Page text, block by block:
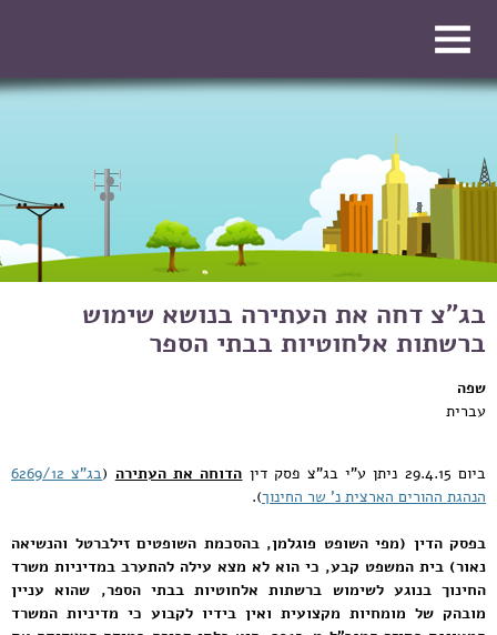
בג"צ דחה את העתירה בנושא שימוש
ברשתות אלחוטיות בבתי הספר
שפה
עברית
ביום 29.4.15 ניתן ע"י בג"צ פסק דין הדוחה את העתירה (
בג"צ 6269/12
הנהגת ההורים הארצית נ' שר החינוך).
בפסק הדין (מפי השופט פוגלמן, בהסכמת השופטים זילברטל והנשיאה
נאור) בית המשפט קבע, כי הוא לא מצא עילה להתערב במדיניות משרד
החינוך בנוגע לשימוש ברשתות אלחוטיות בבתי הספר, שהוא עניין
מובהק של מומחיות מקצועית ואין בידיו לקבוע כי מדיניות המשרד